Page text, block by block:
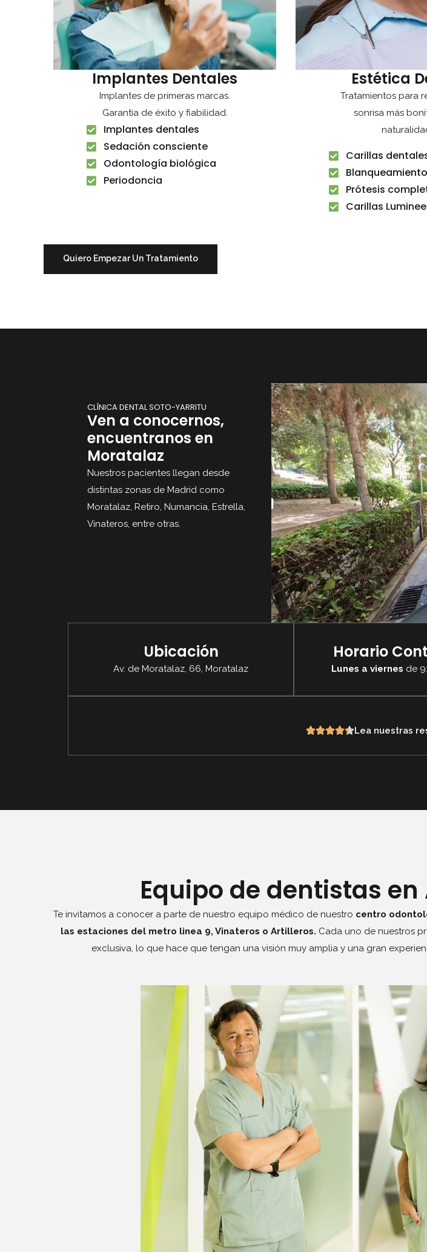
Implantes Dentales
Implantes de primeras marcas.
Garantía de éxito y fiabilidad.
Implantes dentales
Sedación consciente
Odontología biológica
Periodoncia
Estética
Tratamientos para
sonrisa más
Carillas
Prótesis
Carillas
Quiero Empezar Un Tratamiento
CLÍNICA DENTAL SOTO-YARRITU
Ven a conocernos,
encuentranos en
Moratalaz
Nuestros pacientes llegan desde
distintas zonas de Madrid como
Moratalaz, Retiro, Numancia, Estrella,
Vinateros, entre otras.
Ubicación
Av. de Moratalaz, 66, Moratalaz
Horario
Lunes a viernes de
Lea nuestras
Equipo de dentistas
Te invitamos a conocer a parte de nuestro equipo médico de nuestro centro
las estaciones del metro linea 9, Vinateros o Artilleros. Cada uno de nuestros
exclusiva, lo que hace que tengan una visión muy amplia y una gran